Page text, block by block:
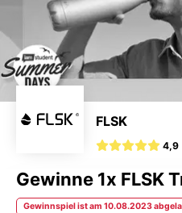
FLSK
4,9
Gewinne 1x FLSK
Gewinnspiel ist am 10.08.2023